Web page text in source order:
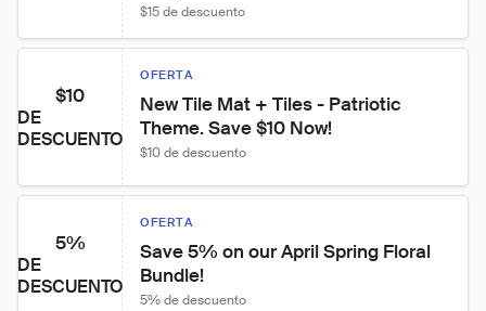
$15 de descuento
$10
DE
DESCUENTO
OFERTA
New Tile Mat + Tiles - Patriotic
Theme. Save $10 Now!
$10 de descuento
5%
DE
DESCUENTO
OFERTA
Save 5% on our April Spring Floral
Bundle!
5% de descuento